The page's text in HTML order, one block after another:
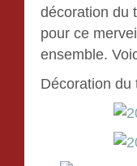
décoration du
pour ce
ensemble.
Décoration du